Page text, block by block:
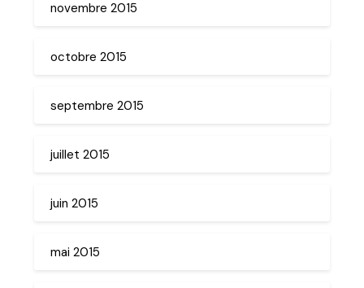
novembre 2015
octobre 2015
septembre 2015
juillet 2015
juin 2015
mai 2015